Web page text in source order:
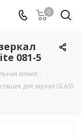
0
081-5
химия -
для зеркал GLASS